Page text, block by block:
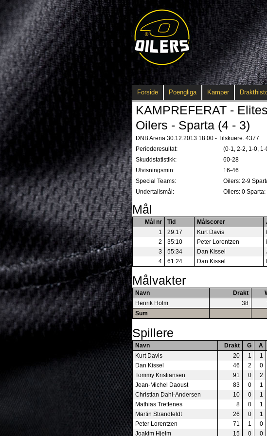
Forside Poengliga Kamper
KAMPREFERAT -
Oilers - Sparta (4 - 3)
DNB Arena 30.12.2013 18:00 - Tilskuere: 4377
Perioderesultat:
(0-1, 2-2, 1-0, 1-
Skuddstatistikk:
60-28
Utvisningsmin:
16-46
Special Teams:
Oilers: 2-9
Undertallsmål:
Oilers: 0 Sparta:
Mål
Mål nr Tid Målscorer
1
29:17 Kurt Davis
2
35:10 Peter Lorentzen
3
55:34 Dan Kissel
4
61:24 Dan Kissel
Målvakter
Navn Drakt
Henrik Holm
38
Sum
Spillere
Navn Drakt G A
Kurt Davis
20 1 1
Dan Kissel
46 2 0
Tommy Kristiansen
91 0 2
Jean-Michel Daoust
83 0 1
Christian Dahl-Andersen
10 0 1
Mathias Trettenes
8 0 1
Martin Strandfeldt
26 0 1
Peter Lorentzen
71 1 0
Joakim Hjelm
15 0 0